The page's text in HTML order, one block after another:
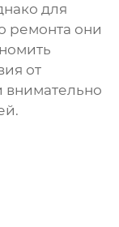
для
ремонта они
от
внимательно